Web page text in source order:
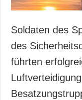
Soldaten des
des
führten